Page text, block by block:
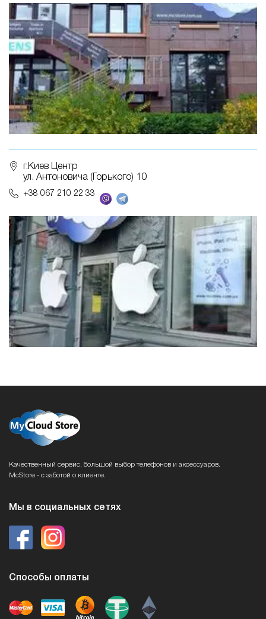
г.Киев Центр
ул. Антоновича (Горького) 10
+38 067 210 22 33
Качественный сервис, большой выбор телефонов и аксессуаров.
McStore - с заботой о клиенте.
Мы в социальных сетях
Способы оплаты